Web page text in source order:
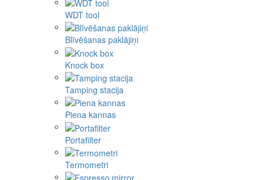
WDT tool
Blīvēšanas paklājiņi
Knock box
Tamping stacija
Piena kannas
Portafilter
Termometri